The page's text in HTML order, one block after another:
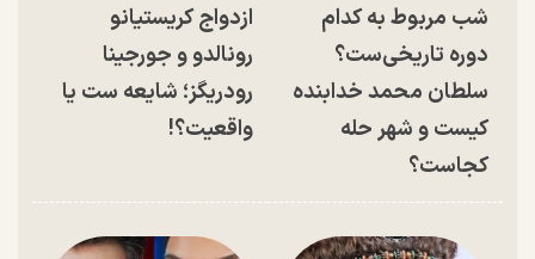
شب مربوط به کدام
دوره تاریخی‌ست؟
سلطان محمد خدابنده
کیست و شهر حله
کجاست؟
ازدواج کریستیانو
رونالدو و جورجینا
رودریگز؛ شایعه ست یا
واقعیت؟!